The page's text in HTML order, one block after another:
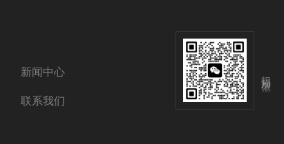
新闻中心
联系我们